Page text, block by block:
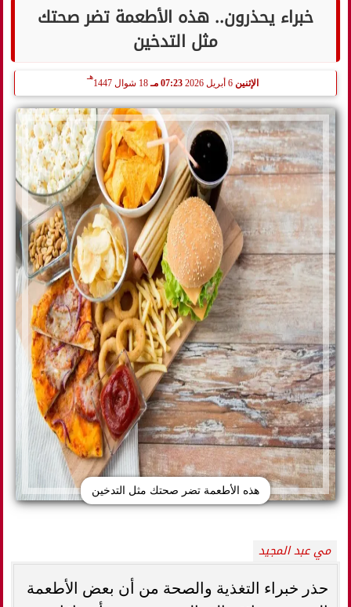
خبراء يحذرون.. هذه الأطعمة تضر صحتك
مثل التدخين
الإثنين 6 أبريل 2026 07:23 مـ 18 شوال 1447
هـ
هذه الأطعمة تضر صحتك مثل التدخين
مي عبد المجيد
حذر خبراء التغذية والصحة من أن بعض الأطعمة